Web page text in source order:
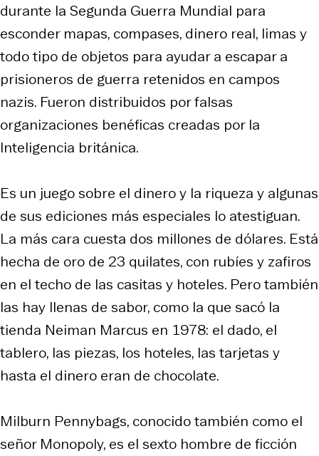
durante la Segunda Guerra Mundial para
esconder mapas, compases, dinero real, limas y
todo tipo de objetos para ayudar a escapar a
prisioneros de guerra retenidos en campos
nazis. Fueron distribuidos por falsas
organizaciones benéficas creadas por la
Inteligencia británica.
Es un juego sobre el dinero y la riqueza y algunas
de sus ediciones más especiales lo atestiguan.
La más cara cuesta dos millones de dólares. Está
hecha de oro de 23 quilates, con rubíes y zafiros
en el techo de las casitas y hoteles. Pero también
las hay llenas de sabor, como la que sacó la
tienda Neiman Marcus en 1978: el dado, el
tablero, las piezas, los hoteles, las tarjetas y
hasta el dinero eran de chocolate.
Milburn Pennybags, conocido también como el
señor Monopoly, es el sexto hombre de ficción